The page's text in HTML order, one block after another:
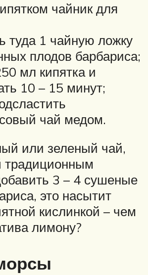
чайник для
туда 1 чайную ложку
плодов барбариса;
мл кипятка и
10 – 15 минут;
чай медом.
или зеленый чай,
традиционным
3 – 4 сушеные
это насытит
кислинкой – чем
лимону?